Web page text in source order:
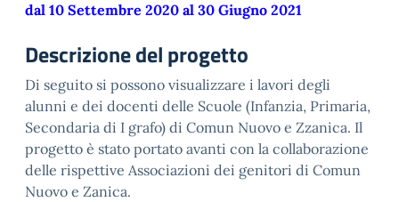
dal 10 Settembre 2020 al 30 Giugno 2021
Descrizione del progetto
Di seguito si possono visualizzare i lavori degli
alunni e dei docenti delle Scuole (Infanzia, Primaria,
Secondaria di I grafo) di Comun Nuovo e Zzanica. Il
progetto è stato portato avanti con la collaborazione
delle rispettive Associazioni dei genitori di Comun
Nuovo e Zanica.